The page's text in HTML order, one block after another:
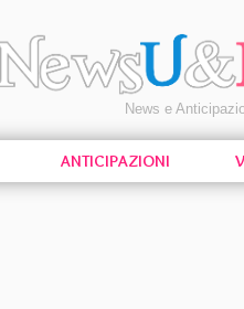
News e
ANTICIPAZIONI